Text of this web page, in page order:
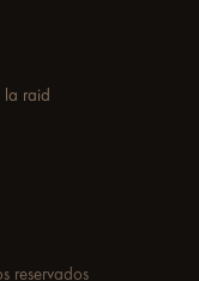
la raid
reservados